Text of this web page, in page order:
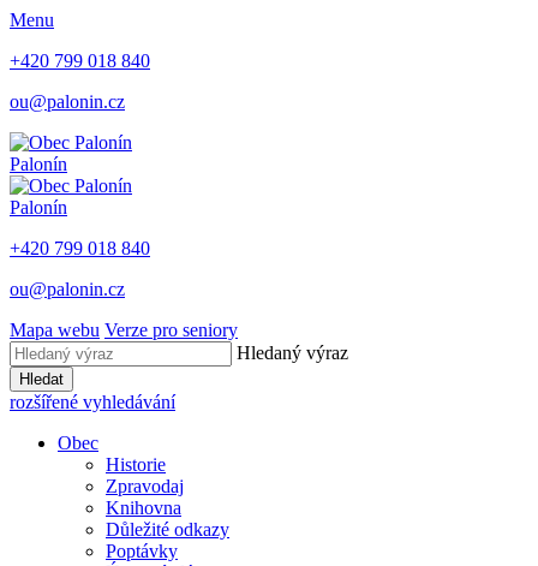
Menu
+420 799 018 840
ou@palonin.cz
Palonín
Palonín
+420 799 018 840
ou@palonin.cz
Mapa webu Verze pro seniory
Hledaný výraz
Hledat
rozšířené vyhledávání
Obec
Historie
Zpravodaj
Knihovna
Důležité odkazy
Poptávky